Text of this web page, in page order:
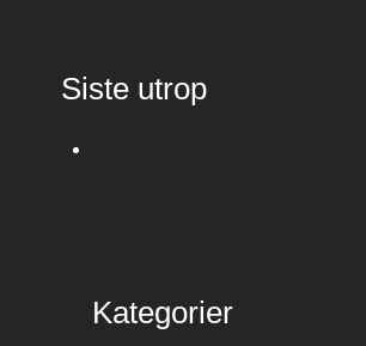
Siste utrop
Kategorier